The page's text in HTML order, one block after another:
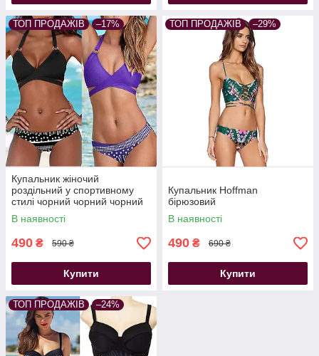
ТОП ПРОДАЖІВ –17%
Купальник жіночий
роздільний у спортивному
стилі чорний чорний чорний
В наявності
490 ₴ 590 ₴
Купити
ТОП ПРОДАЖІВ –29%
Купальник Hoffman
бірюзовий
В наявності
490 ₴ 690 ₴
Купити
ТОП ПРОДАЖІВ –24%